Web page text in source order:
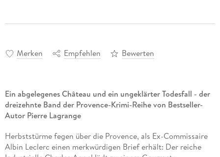
Merken Empfehlen Bewerten
Ein abgelegenes Château und ein ungeklärter Todesfall - der
dreizehnte Band der Provence-Krimi-Reihe von Bestseller-
Autor Pierre Lagrange
Herbststürme fegen über die Provence, als Ex-Commissaire
Albin Leclerc einen merkwürdigen Brief erhält: Der reiche